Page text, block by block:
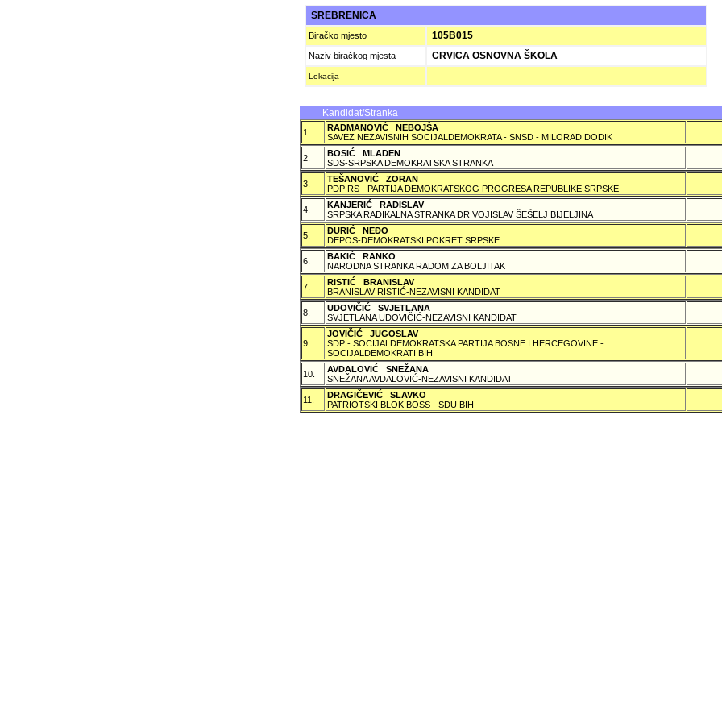
SREBRENICA
Biračko mjesto 105B015
Naziv biračkog mjesta CRVICA OSNOVNA ŠKOLA
Lokacija
Kandidat/Stranka
1.
RADMANOVIĆ NEBOJŠA
SAVEZ NEZAVISNIH SOCIJALDEMOKRATA - SNSD - MILORAD DODIK
2.
BOSIĆ MLADEN
SDS-SRPSKA DEMOKRATSKA STRANKA
3.
TEŠANOVIĆ ZORAN
PDP RS - PARTIJA DEMOKRATSKOG PROGRESA REPUBLIKE SRPSKE
4.
KANJERIĆ RADISLAV
SRPSKA RADIKALNA STRANKA DR VOJISLAV ŠEŠELJ BIJELJINA
5.
ÐURIĆ NEÐO
DEPOS-DEMOKRATSKI POKRET SRPSKE
6.
BAKIĆ RANKO
NARODNA STRANKA RADOM ZA BOLJITAK
7.
RISTIĆ BRANISLAV
BRANISLAV RISTIĆ-NEZAVISNI KANDIDAT
8.
UDOVIČIĆ SVJETLANA
SVJETLANA UDOVIČIĆ-NEZAVISNI KANDIDAT
9.
JOVIČIĆ JUGOSLAV
SDP - SOCIJALDEMOKRATSKA PARTIJA BOSNE I HERCEGOVINE -
SOCIJALDEMOKRATI BIH
10.
AVDALOVIĆ SNEŽANA
SNEŽANA AVDALOVIĆ-NEZAVISNI KANDIDAT
11.
DRAGIČEVIĆ SLAVKO
PATRIOTSKI BLOK BOSS - SDU BIH